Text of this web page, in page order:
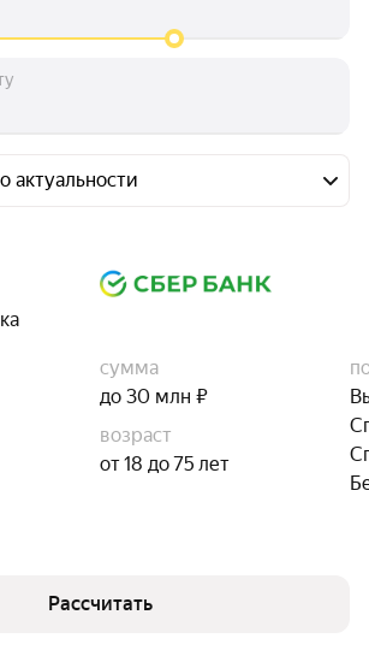
актуальности
сумма
до 30 млн ₽
возраст
от 18 до 75 лет
Рассчитать